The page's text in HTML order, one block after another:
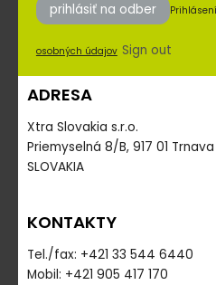
prihlásiť na odber
osobných údajov Sign out
ADRESA
Xtra Slovakia s.r.o.
Priemyselná 8/B, 917 01 Trnava
SLOVAKIA
KONTAKTY
Tel./fax: +421 33 544 6440
Mobil: +421 905 417 170